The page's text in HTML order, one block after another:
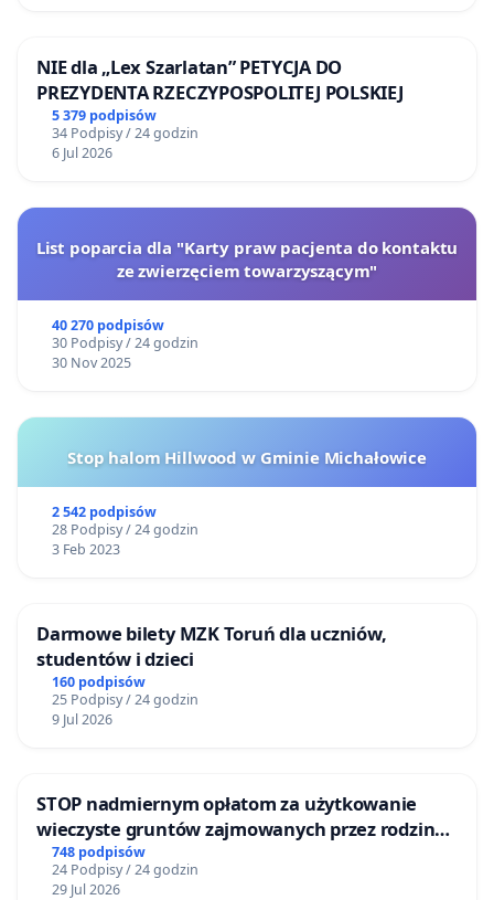
NIE dla „Lex Szarlatan” PETYCJA DO
PREZYDENTA RZECZYPOSPOLITEJ POLSKIEJ
5 379 podpisów
34 Podpisy / 24 godzin
6 Jul 2026
List poparcia dla "Karty praw pacjenta do kontaktu
ze zwierzęciem towarzyszącym"
40 270 podpisów
30 Podpisy / 24 godzin
30 Nov 2025
Stop halom Hillwood w Gminie Michałowice
2 542 podpisów
28 Podpisy / 24 godzin
3 Feb 2023
Darmowe bilety MZK Toruń dla uczniów,
studentów i dzieci
160 podpisów
25 Podpisy / 24 godzin
9 Jul 2026
STOP nadmiernym opłatom za użytkowanie
wieczyste gruntów zajmowanych przez rodzinne
ogrody działkowe.
748 podpisów
24 Podpisy / 24 godzin
29 Jul 2026